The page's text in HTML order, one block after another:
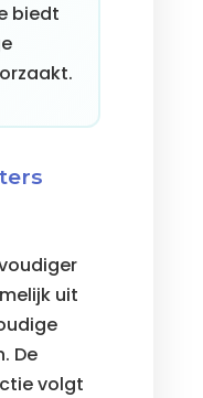
biedt
uit
De
volgt